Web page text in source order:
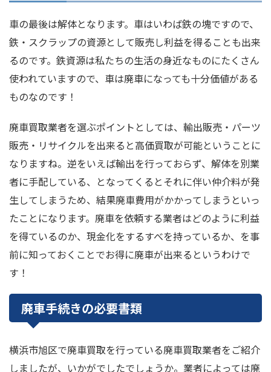
車の最後は解体となります。車はいわば鉄の塊ですので、
鉄・スクラップの資源として販売し利益を得ることも出来
るのです。鉄資源は私たちの生活の身近なものにたくさん
使われていますので、車は廃車になっても十分価値がある
ものなのです！
廃車買取業者を選ぶポイントとしては、輸出販売・パーツ
販売・リサイクルを出来ると高価買取が可能ということに
なりますね。逆をいえば輸出を行っておらず、解体を別業
者に手配している、となってくるとそれに伴い仲介料が発
生してしまうため、結果廃車費用がかかってしまうといっ
たことになります。廃車を依頼する業者はどのように利益
を得ているのか、現金化をするすべを持っているか、を事
前に知っておくことでお得に廃車が出来るというわけで
す！
廃車手続きの必要書類
横浜市旭区で廃車買取を行っている廃車買取業者をご紹介
しましたが、いかがでしたでしょうか。業者によっては廃